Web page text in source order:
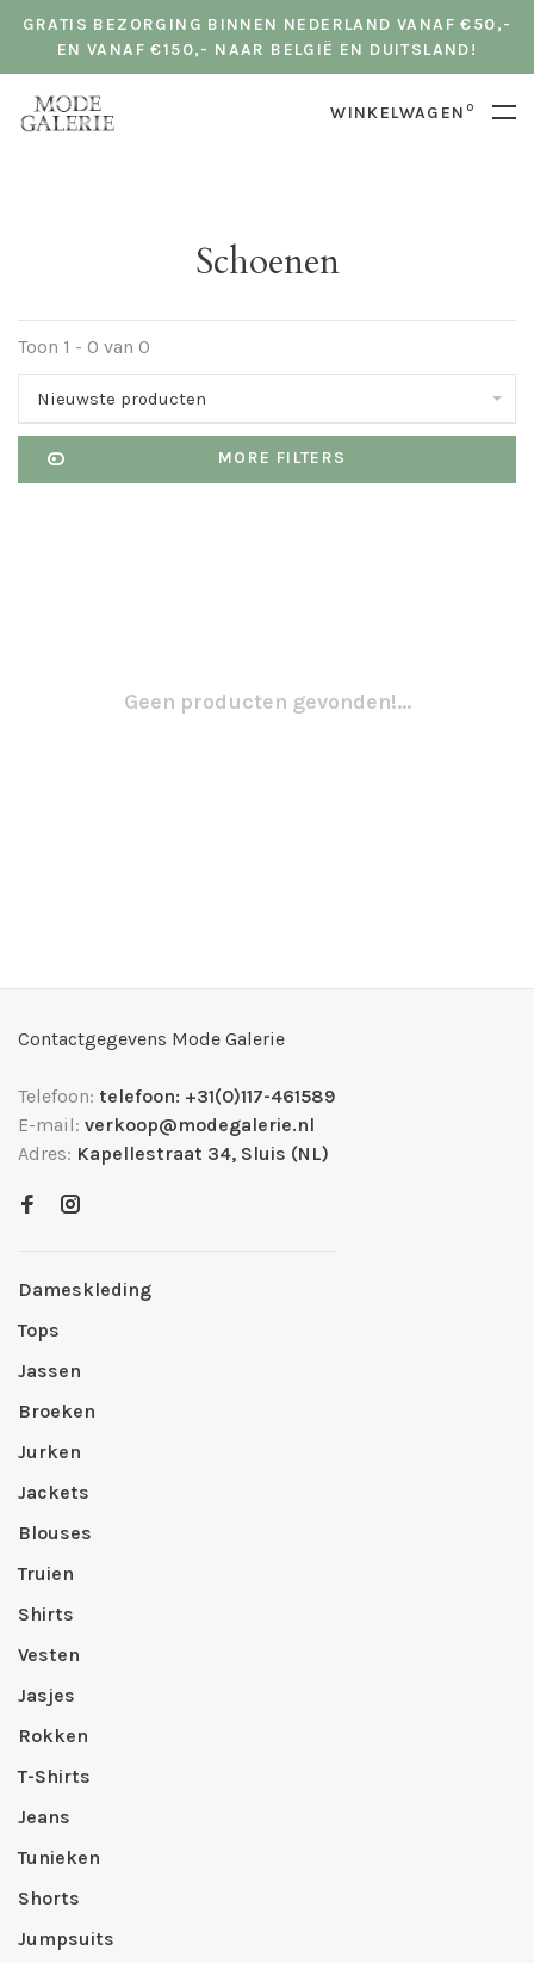
GRATIS BEZORGING BINNEN NEDERLAND VANAF €50,-
EN VANAF €150,- NAAR BELGIË EN DUITSLAND!
WINKELWAGEN 0
Schoenen
Toon 1 - 0 van 0
Nieuwste producten
MORE FILTERS
Geen producten gevonden!...
Contactgegevens Mode Galerie
Telefoon: telefoon: +31(0)117-461589
E-mail: verkoop@modegalerie.nl
Adres: Kapellestraat 34, Sluis (NL)
Dameskleding
Tops
Jassen
Broeken
Jurken
Jackets
Blouses
Truien
Shirts
Vesten
Jasjes
Rokken
T-Shirts
Jeans
Tunieken
Shorts
Jumpsuits